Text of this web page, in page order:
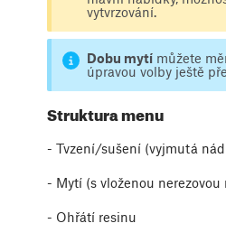
vytvrzování.
Dobu mytímůžete
úpravou volby ještě
Struktura menu
- Tvzení/sušení (vyjmutá
- Mytí (s vloženou nerezovou
- Ohřátí resinu